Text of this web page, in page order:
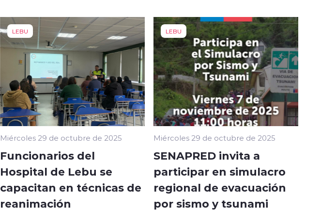
LEBU
Miércoles 29 de octubre de 2025
Funcionarios del
Hospital de Lebu se
capacitan en técnicas de
reanimación
LEBU
Miércoles 29 de octubre de 2025
SENAPRED invita a
participar en simulacro
regional de evacuación
por sismo y tsunami